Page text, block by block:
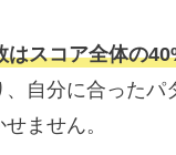
はスコア全体の
、自分に合ったパ
ません。